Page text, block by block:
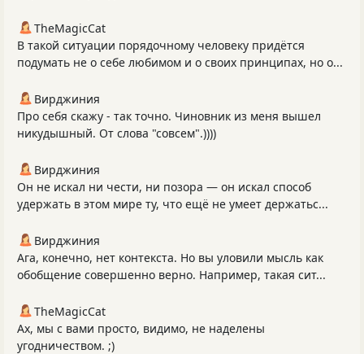
TheMagicCat
В такой ситуации порядочному человеку придётся
подумать не о себе любимом и о своих принципах, но о...
Вирджиния
Про себя скажу - так точно. Чиновник из меня вышел
никудышный. От слова "совсем".))))
Вирджиния
Он не искал ни чести, ни позора — он искал способ
удержать в этом мире ту, что ещё не умеет держатьс...
Вирджиния
Ага, конечно, нет контекста. Но вы уловили мысль как
обобщение совершенно верно. Например, такая сит...
TheMagicCat
Ах, мы с вами просто, видимо, не наделены
угодничеством. ;)